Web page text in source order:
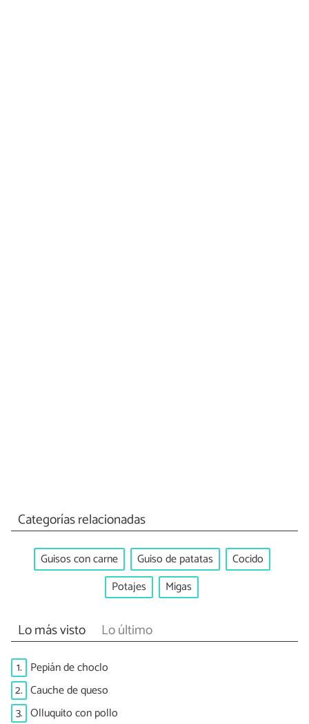
Categorías relacionadas
Guisos con carne Guiso de patatas
Cocido
Potajes
Migas
Lo más visto Lo último
1. Pepián de choclo
2. Cauche de queso
3. Olluquito con pollo